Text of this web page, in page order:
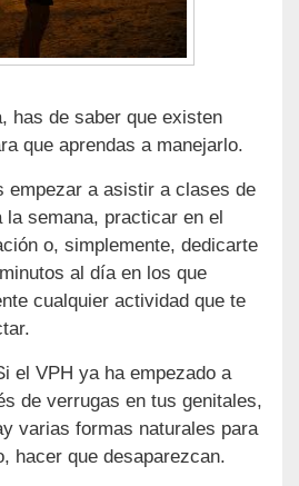
has de saber que existen
que aprendas a manejarlo.
empezar a asistir a clases de
semana, practicar en el
o, simplemente, dedicarte
al día en los que
cualquier actividad que te
el VPH ya ha empezado a
de verrugas en tus genitales,
varias formas naturales para
hacer que desaparezcan.